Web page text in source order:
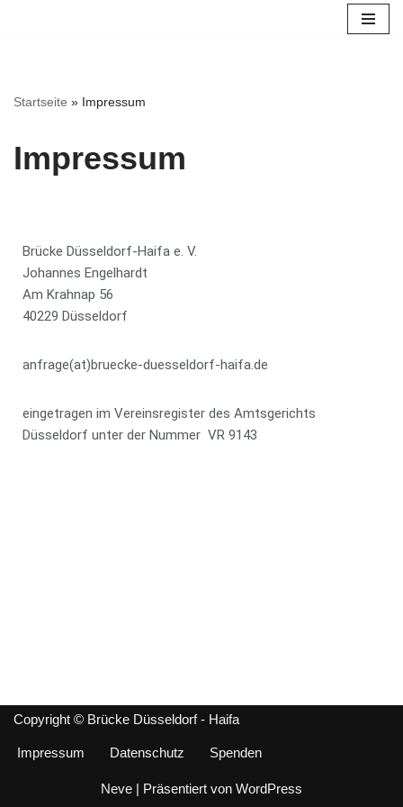
Startseite » Impressum
Impressum
Brücke Düsseldorf-Haifa e. V.
Johannes Engelhardt
Am Krahnap 56
40229 Düsseldorf
anfrage(at)bruecke-duesseldorf-haifa.de
eingetragen im Vereinsregister des Amtsgerichts
Düsseldorf unter der Nummer VR 9143
Copyright © Brücke Düsseldorf - Haifa
Impressum Datenschutz Spenden
Neve | Präsentiert von WordPress